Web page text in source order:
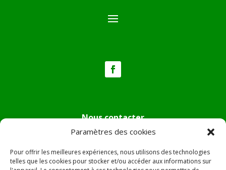
Paramètres des cookies
Pour offrir les meilleures expériences, nous utilisons des technologies
telles que les cookies pour stocker et/ou accéder aux informations sur
Nous contacter
Tél :04.95.36.24.02
Mail:
mairie.pietradiverde@wanadoo.fr
Adresse :Hôtel de ville de Pietra di Verde